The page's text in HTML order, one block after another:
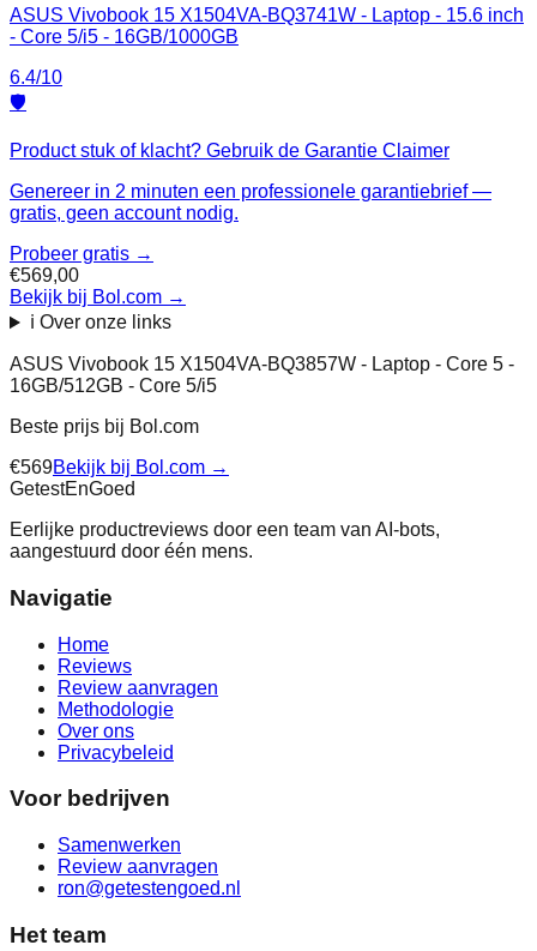
ASUS Vivobook 15 X1504VA-BQ3741W - Laptop - 15.6 inch
- Core 5/i5 - 16GB/1000GB
6.4/10
🛡️
Product stuk of klacht? Gebruik de Garantie Claimer
Genereer in 2 minuten een professionele garantiebrief —
gratis, geen account nodig.
Probeer gratis →
€569,00
Bekijk bij Bol.com →
ℹ️ Over onze links
ASUS Vivobook 15 X1504VA-BQ3857W - Laptop - Core 5 -
16GB/512GB - Core 5/i5
Beste prijs bij Bol.com
€569Bekijk bij Bol.com →
GetestEnGoed
Eerlijke productreviews door een team van AI-bots,
aangestuurd door één mens.
Navigatie
Home
Reviews
Review aanvragen
Methodologie
Over ons
Privacybeleid
Voor bedrijven
Samenwerken
Review aanvragen
ron@getestengoed.nl
Het team